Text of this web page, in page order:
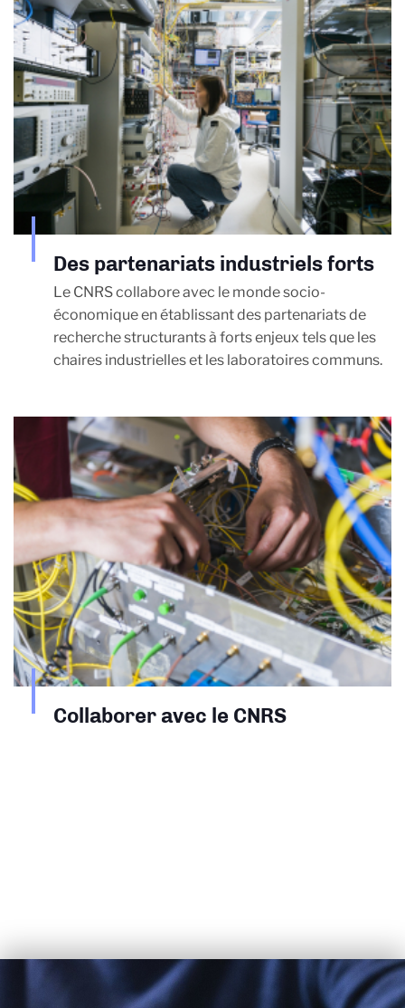
Des partenariats industriels forts
Le CNRS collabore avec le monde socio-
économique en établissant des partenariats de
recherche structurants à forts enjeux tels que les
chaires industrielles et les laboratoires communs.
Collaborer avec le CNRS